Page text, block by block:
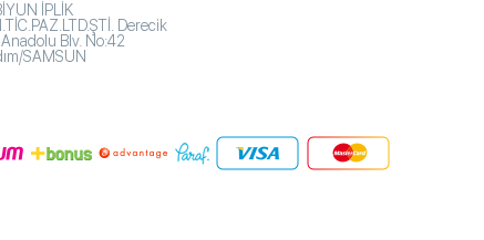
İPLİK
Derecik
Blv. No:42
SAMSUN